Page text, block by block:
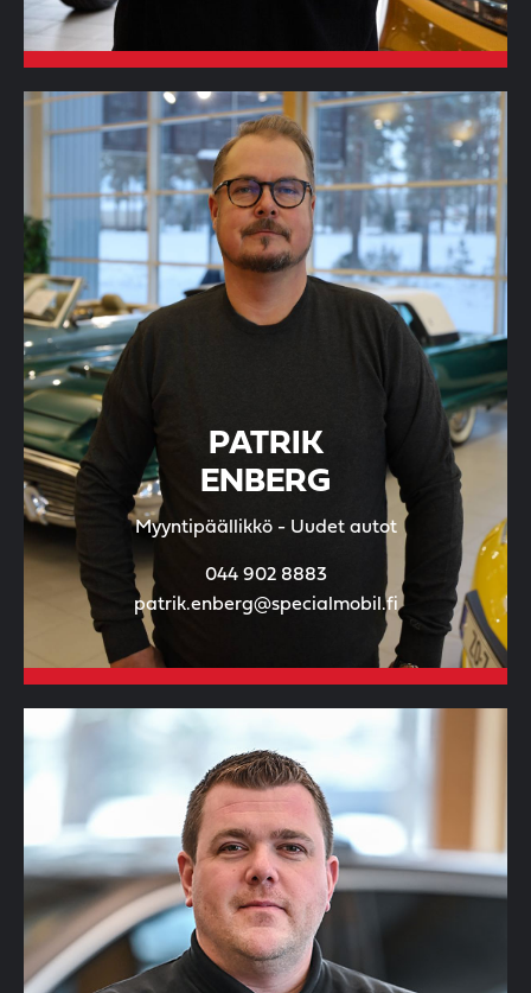
PATRIK
ENBERG
Myyntipäällikkö - Uudet autot
044 902 8883
patrik.enberg@specialmobil.fi